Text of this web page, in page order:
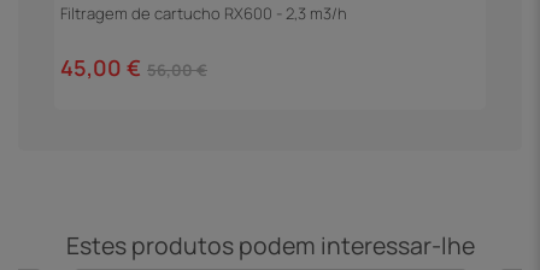
Filtragem de cartucho RX600 - 2,3 m3/h
45,00 € 56,00 €
Estes produtos podem interessar-lhe